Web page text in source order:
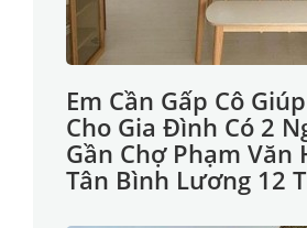
Em Cần Gấp Cô
Cho Gia Đình Có 2
Gần Chợ Phạm Văn
Tân Bình Lương 12